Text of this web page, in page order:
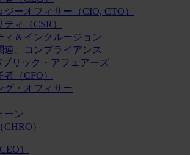
ーオフィサー（CIO, CTO）
ィ（CSR）
ィ＆インクルージョン
連、コンプライアンス
リック・アフェアーズ
（CFO）
グ・オフィサー
ーン
）
）